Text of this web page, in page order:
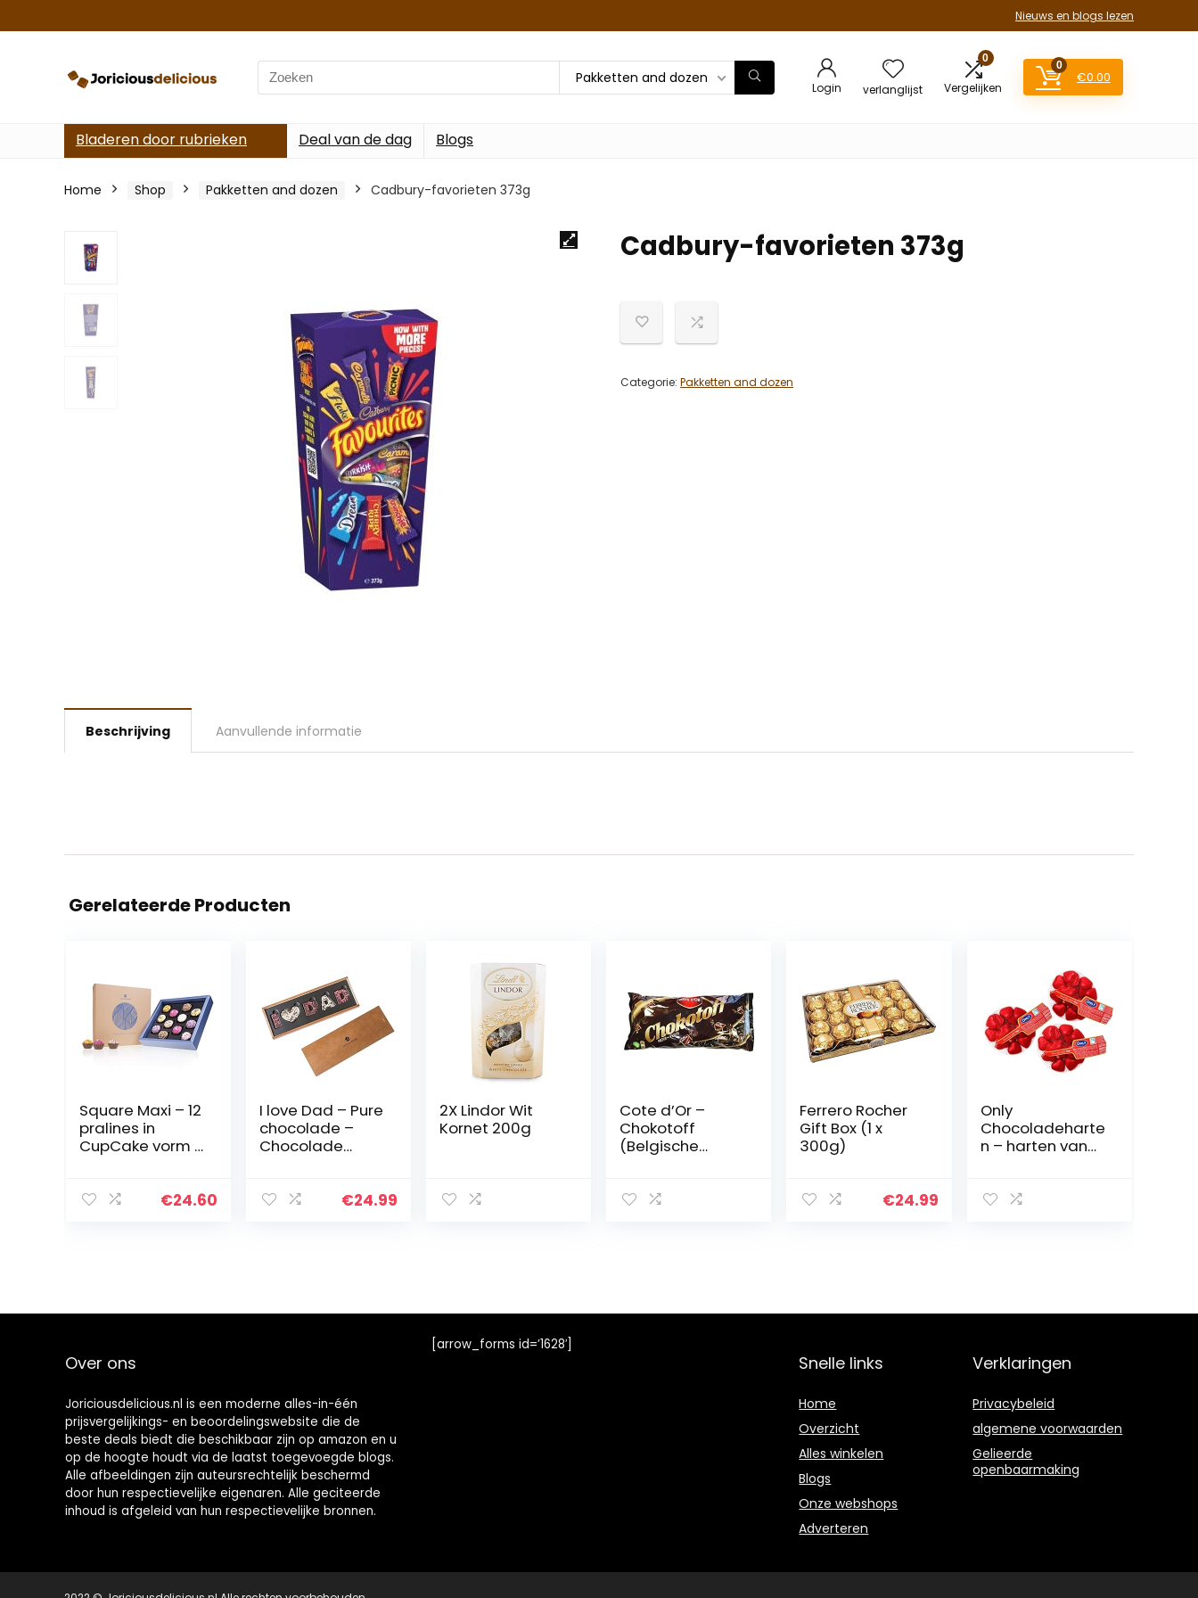
Nieuws en blogs lezen
Search
for:
Pakketten and dozen
Login verlanglijst
0
Vergelijken
0
€0.00
Bladeren door rubrieken Deal van de dag Blogs
Home Shop Pakketten and dozen Cadbury-favorieten 373g
Cadbury-favorieten 373g
Categorie: Pakketten and dozen
Beschrijving Aanvullende informatie
Gerelateerde Producten
Square Maxi – 12
pralines in
CupCake vorm |
luxe doos |
€24.60
I love Dad – Pure
chocolade –
Chocolade
Verjaardag |
€24.99
2X Lindor Wit
Kornet 200g
Cote d’Or –
Chokotoff
(Belgische
Ferrero Rocher
Gift Box (1 x
300g)
€24.99
Only
Chocoladeharte
n – harten van
Valentijnsdag,
Fairtrade
Over ons
Joriciousdelicious.nl is een moderne alles-in-één
prijsvergelijkings- en beoordelingswebsite die de
beste deals biedt die beschikbaar zijn op amazon en u
op de hoogte houdt via de laatst toegevoegde blogs.
Alle afbeeldingen zijn auteursrechtelijk beschermd
door hun respectievelijke eigenaren. Alle geciteerde
inhoud is afgeleid van hun respectievelijke bronnen.
[arrow_forms id=’1628′]
Snelle links
Home
Overzicht
Alles winkelen
Blogs
Onze webshops
Adverteren
Verklaringen
Privacybeleid
algemene voorwaarden
Gelieerde
openbaarmaking